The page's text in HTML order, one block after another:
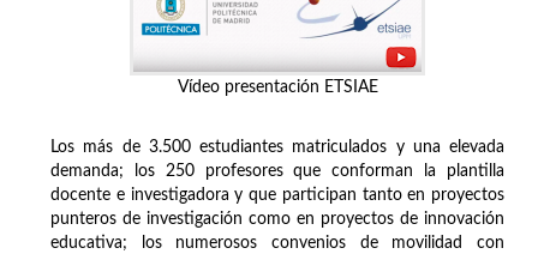
Vídeo presentación ETSIAE
Los más de 3.500 estudiantes matriculados y una elevada
demanda; los 250 profesores que conforman la plantilla
docente e investigadora y que participan tanto en proyectos
punteros de investigación como en proyectos de innovación
educativa; los numerosos convenios de movilidad con